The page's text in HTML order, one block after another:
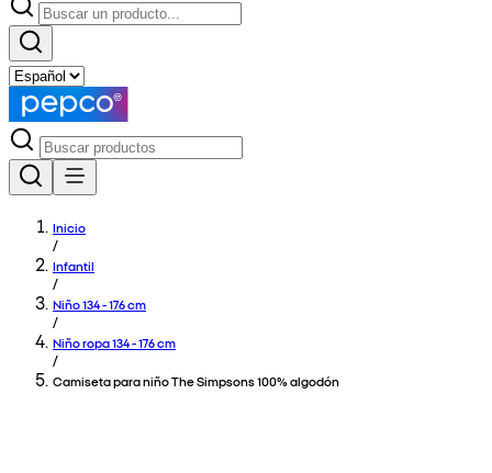
Inicio
/
Infantil
/
Niño 134 - 176 cm
/
Niño ropa 134 - 176 cm
/
Camiseta para niño The Simpsons 100% algodón